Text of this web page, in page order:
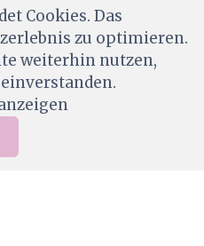
Cookies. Das
zu optimieren.
weiterhin nutzen,